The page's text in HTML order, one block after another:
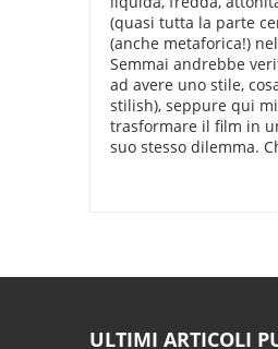
(quasi tutta la parte
(anche metaforica!)
Semmai andrebbe
ad avere uno stile,
stilish), seppure qui
trasformare il film in
suo stesso dilemma.
ULTIMI ARTICOLI